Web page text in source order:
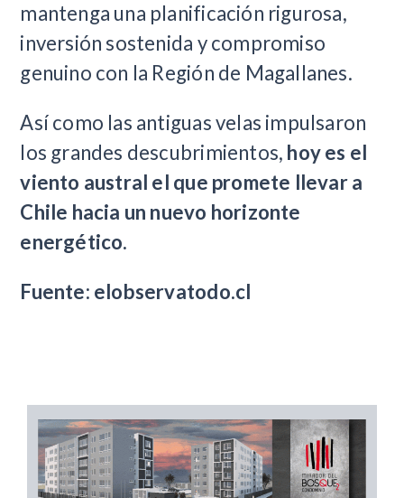
mantenga una planificación rigurosa,
inversión sostenida y compromiso
genuino con la Región de Magallanes.
Así como las antiguas velas impulsaron
los grandes descubrimientos, hoy es el
viento austral el que promete llevar a
Chile hacia un nuevo horizonte
energético.
Fuente: elobservatodo.cl